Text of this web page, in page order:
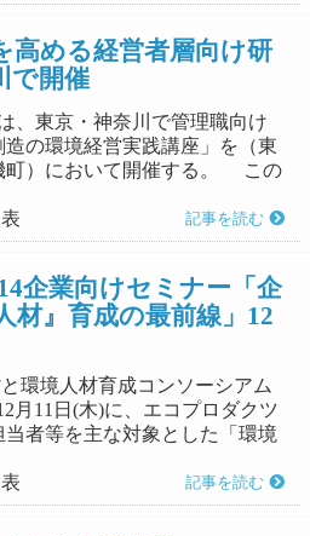
高める経営者層向け研
で開催
、東京・神奈川で管理職向け
の環境経営実践講座」を（東
町）において開催する。 この
記事を読む
企業向けセミナー「企
材』育成の最前線」12
環境人材育成コンソーシアム
月11日(木)に、エコプロダクツ
当者等を主な対象とした「環境
記事を読む